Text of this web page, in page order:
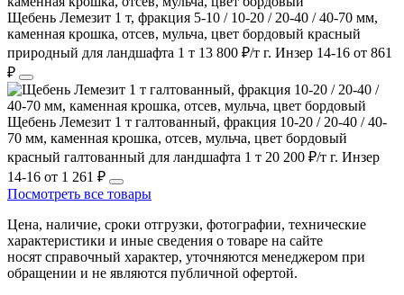
Щебень Лемезит 1 т, фракция 5-10 / 10-20 / 20-40 / 40-70 мм,
каменная крошка, отсев, мульча, цвет бордовый красный
природный для ландшафта 1 т 13 800 ₽/т г. Инзер 14-16 от 861
₽
Щебень Лемезит 1 т галтованный, фракция 10-20 / 20-40 / 40-
70 мм, каменная крошка, отсев, мульча, цвет бордовый
красный галтованный для ландшафта 1 т 20 200 ₽/т г. Инзер
14-16 от 1 261 ₽
Посмотреть все товары
Цена, наличие, сроки отгрузки, фотографии, технические
характеристики и иные сведения о товаре на сайте
носят справочный характер, уточняются менеджером при
обращении и не являются публичной офертой.